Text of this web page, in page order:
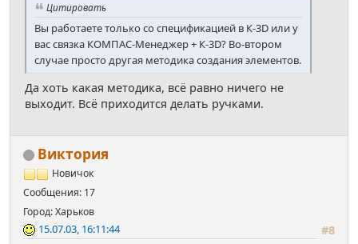
Цитировать
Вы работаете только со спецификацией в К-3D или у
вас связка КОМПАС-Менеджер + К-3D? Во-втором
случае просто другая методика создания элементов.
Да хоть какая методика, всё равно ничего не
выходит. Всё приходится делать ручками.
Виктория
Новичок
Сообщения: 17
Город: Харьков
#8
15.07.03, 16:11:44